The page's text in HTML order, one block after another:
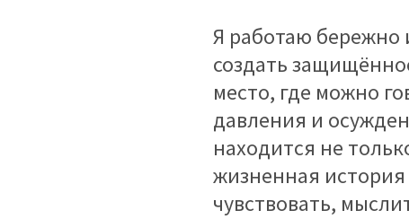
Я работаю бережно
создать
место, где можно
давления и
находится не
жизненная история
чувствовать,